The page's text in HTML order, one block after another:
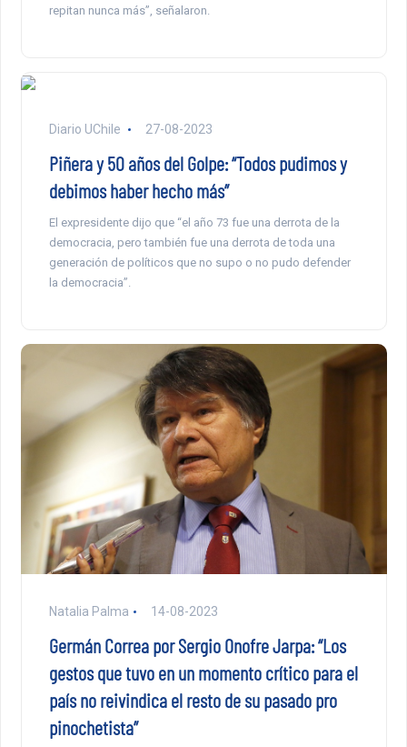
repitan nunca más”, señalaron.
Diario UChile 27-08-2023
Piñera y 50 años del Golpe: “Todos pudimos y
debimos haber hecho más”
El expresidente dijo que “el año 73 fue una derrota de la
democracia, pero también fue una derrota de toda una
generación de políticos que no supo o no pudo defender
la democracia”.
Natalia Palma 14-08-2023
Germán Correa por Sergio Onofre Jarpa: “Los
gestos que tuvo en un momento crítico para el
país no reivindica el resto de su pasado pro
pinochetista”